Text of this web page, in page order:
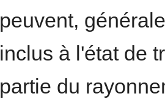
peuvent,
inclus à l'état de
partie du